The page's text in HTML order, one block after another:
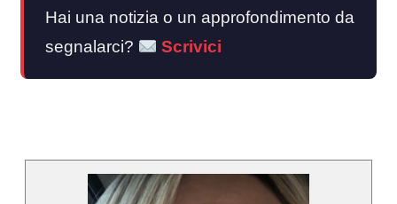
Hai una notizia o un approfondimento da
segnalarci?
Scrivici